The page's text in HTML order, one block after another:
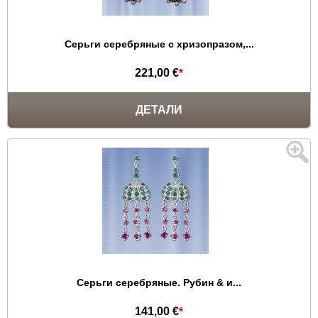
Серьги серебряные с хризопразом,...
221,00 €*
ДЕТАЛИ
Серьги серебряные. Рубин & и...
141,00 €*